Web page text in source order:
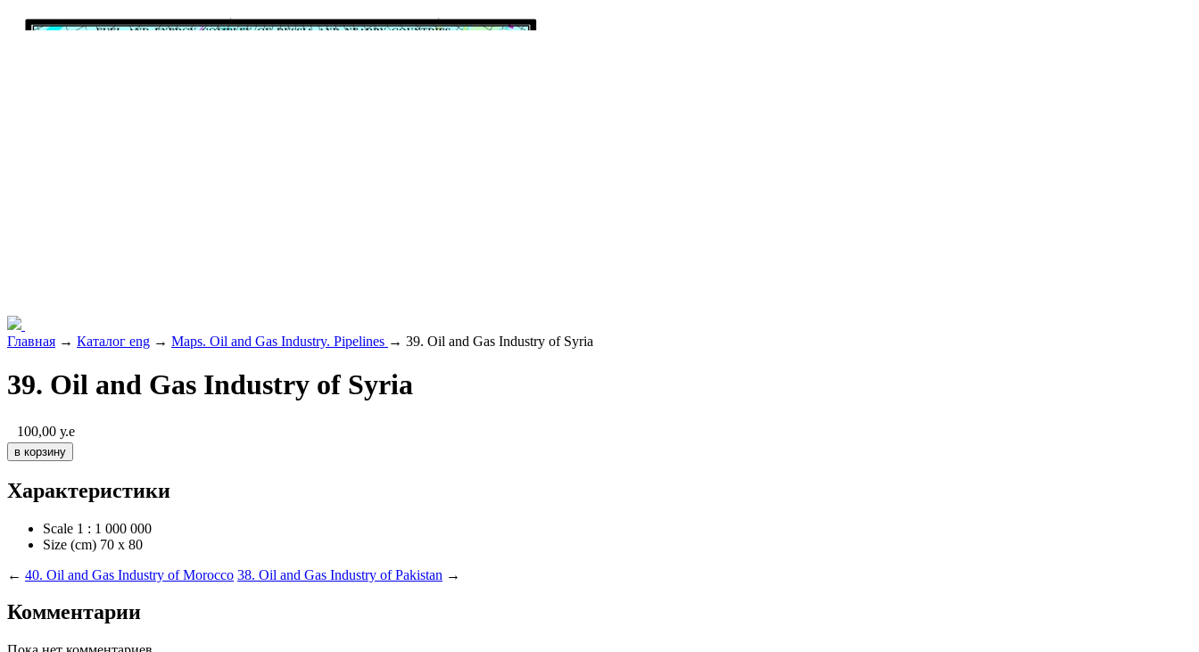
Главная → Каталог eng → Maps. Oil and Gas Industry. Pipelines → 39. Oil and Gas Industry of Syria
39. Oil and Gas Industry of Syria
100,00 у.е
Характеристики
Scale 1 : 1 000 000
Size (cm) 70 х 80
← 40. Oil and Gas Industry of Morocco 38. Oil and Gas Industry of Pakistan →
Комментарии